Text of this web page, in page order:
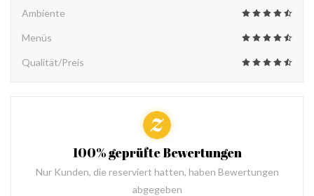
Ambiente
Menüs
Qualität/Preis
100% geprüfte Bewertungen
Nur Kunden, die reserviert hatten, haben Bewertungen
abgegeben